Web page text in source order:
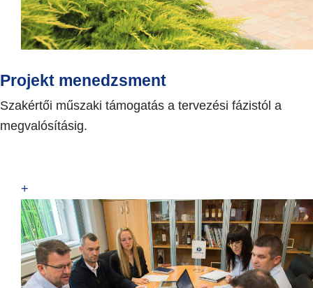
Projekt menedzsment
Szakértői műszaki támogatás a tervezési fázistól a
megvalósításig.
+